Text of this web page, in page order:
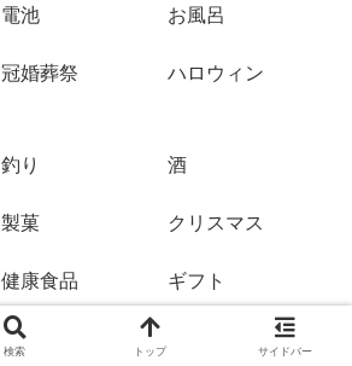
電池 お風呂
冠婚葬祭 ハロウィン
釣り 酒
製菓 クリスマス
健康食品 ギフト
日本応援
キャンドゥサプリ
検索 トップ サイドバー